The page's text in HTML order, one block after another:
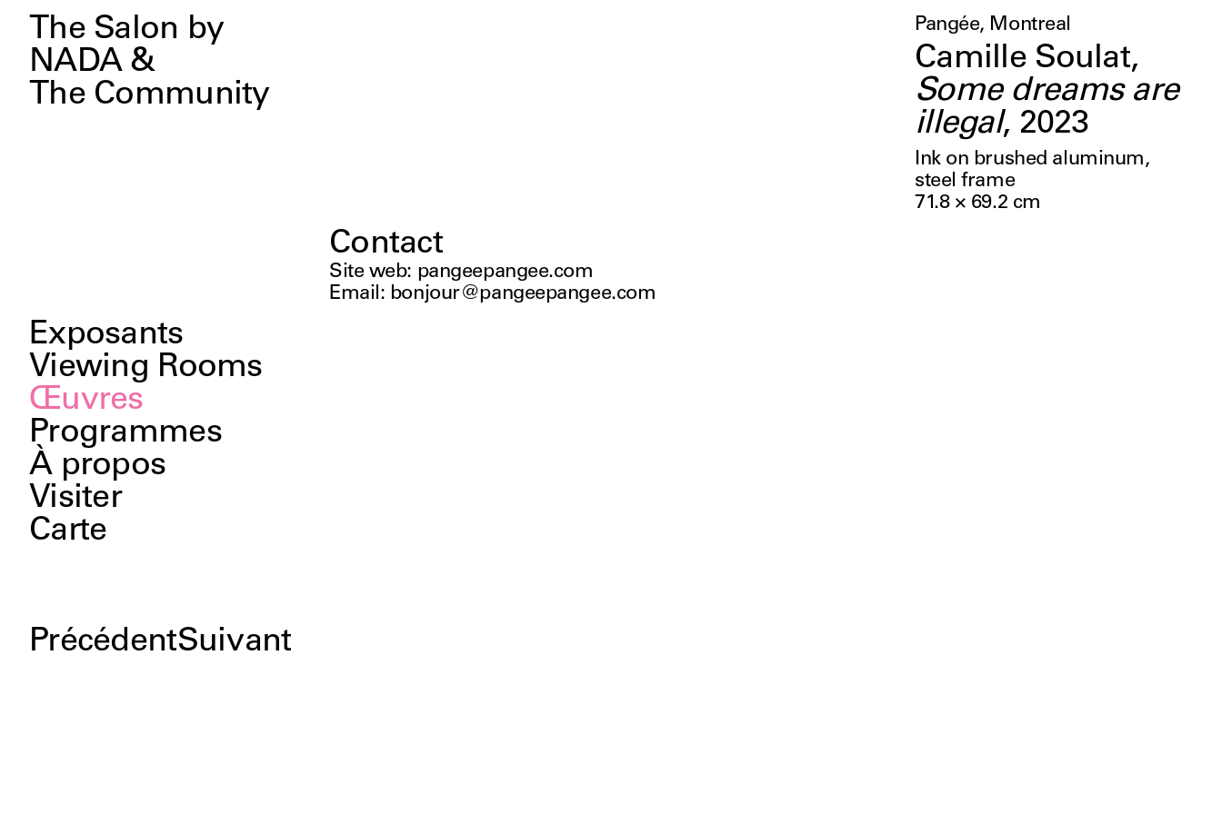
The Salon by
NADA &
The Community
Exposants
Viewing Rooms
Œuvres
Programmes
À propos
Visiter
Carte
Pangée, Montreal
Camille Soulat,
Some dreams are
illegal, 2023
Ink on brushed aluminum,
steel frame
71.8 × 69.2 cm
Contact
Site web: pangeepangee.com
Email: bonjour@pangeepangee.com
PrécédentSuivant